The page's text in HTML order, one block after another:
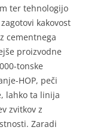
ter tehnologijo
kakovost
cementnega
proizvodne
tonske
HOP, peči
lahko ta linija
zvitkov z
Zaradi